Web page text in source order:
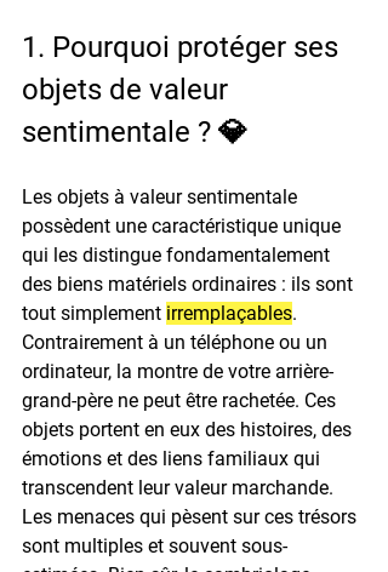
1. Pourquoi protéger ses
objets de valeur
sentimentale ? 💎
Les objets à valeur sentimentale
possèdent une caractéristique unique
qui les distingue fondamentalement
des biens matériels ordinaires : ils sont
tout simplement irremplaçables.
Contrairement à un téléphone ou un
ordinateur, la montre de votre arrière-
grand-père ne peut être rachetée. Ces
objets portent en eux des histoires, des
émotions et des liens familiaux qui
transcendent leur valeur marchande.
Les menaces qui pèsent sur ces trésors
sont multiples et souvent sous-